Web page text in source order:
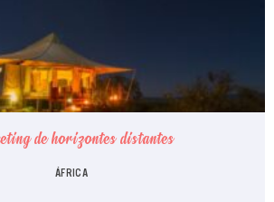
de horizontes distantes
ÁFRICA